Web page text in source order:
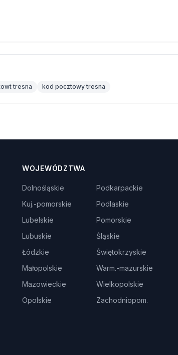
tresna kod pocztowy tresna
WOJEWÓDZTWA
Dolnośląskie
Kuj.-pomorskie
Lubelskie
Lubuskie
Łódzkie
Małopolskie
Mazowieckie
Opolskie
Podkarpackie
Podlaskie
Pomorskie
Śląskie
Świętokrzyskie
Warm.-mazurskie
Wielkopolskie
Zachodniopom.